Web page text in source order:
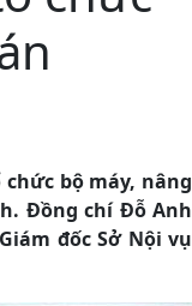
bộ máy, nâng
Đồng chí Đỗ Anh
đốc Sở Nội vụ